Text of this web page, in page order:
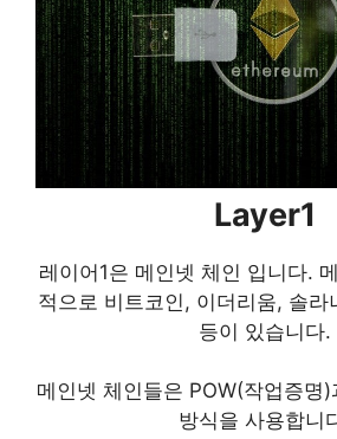
Layer1
레이어1은 메인넷 체인 입니다.
적으로 비트코인, 이더리움, 솔라
등이 있습니다.
메인넷 체인들은 POW(작업증명
방식을 사용합니